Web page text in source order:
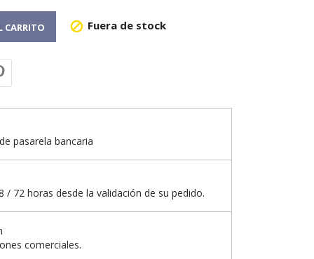
CARRITO  Fuera de stock
pasarela bancaria
/ 72 horas desde la validación de su pedido.
comerciales.